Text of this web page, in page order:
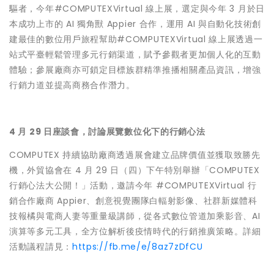
驅者，今年#COMPUTEXVirtual 線上展，選定與今年 3 月於日
本成功上市的 AI 獨角獸 Appier 合作，運用 AI 與自動化技術創
建最佳的數位用戶旅程幫助#COMPUTEXVirtual 線上展透過一
站式平臺輕鬆管理多元行銷渠道，賦予參觀者更加個人化的互動
體驗；參展廠商亦可鎖定目標族群精準推播相關產品資訊，增強
行銷力道並提高商務合作潛力。
4 月 29 日座談會，討論展覽數位化下的行銷心法
COMPUTEX 持續協助廠商透過展會建立品牌價值並獲取致勝先
機，外貿協會在 4 月 29 日（四）下午特別舉辦「COMPUTEX
行銷心法大公開！」活動，邀請今年 #COMPUTEXVirtual 行
銷合作廠商 Appier、創意視覺團隊白輻射影像、社群新媒體科
技報橘與電商人妻等重量級講師，從各式數位管道加乘影音、AI
演算等多元工具，全方位解析後疫情時代的行銷推廣策略。詳細
活動議程請見： https://fb.me/e/8az7zDfCU